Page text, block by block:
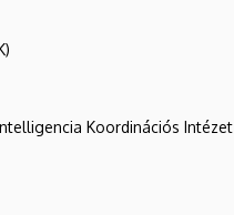
Koordinációs Intézet